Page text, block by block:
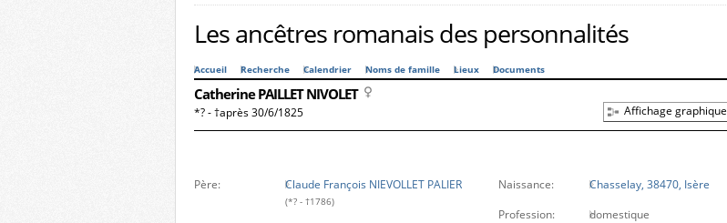
Les ancêtres romanais des personnalités
Accueil Recherche Calendrier Noms de famille Lieux Documents
Catherine PAILLET NIVOLET
*? - †après 30/6/1825 Affichage graphique
Père: Claude François NIEVOLLET PALIER
(*? - †1786)
Naissance:
Chasselay, 38470, Isère
Profession:
domestique